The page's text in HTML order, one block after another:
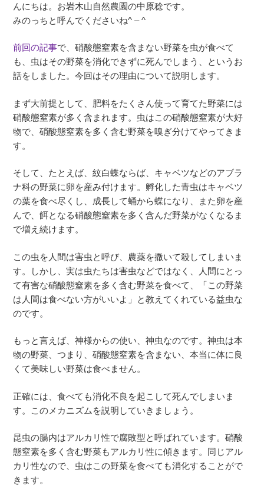
んにちは。お岩木山自然農園の中原稔です。
みのっちと呼んでくださいね^ – ^
前回の記事で、硝酸態窒素を含まない野菜を虫が食べて
も、虫はその野菜を消化できずに死んでしまう、というお
話をしました。今回はその理由について説明します。
まず大前提として、肥料をたくさん使って育てた野菜には
硝酸態窒素が多く含まれます。虫はこの硝酸態窒素が大好
物で、硝酸態窒素を多く含む野菜を嗅ぎ分けてやってきま
す。
そして、たとえば、紋白蝶ならば、キャベツなどのアブラ
ナ科の野菜に卵を産み付けます。孵化した青虫はキャベツ
の葉を食べ尽くし、成長して蛹から蝶になり、また卵を産
んで、餌となる硝酸態窒素を多く含んだ野菜がなくなるま
で増え続けます。
この虫を人間は害虫と呼び、農薬を撒いて殺してしまいま
す。しかし、実は虫たちは害虫などではなく、人間にとっ
て有害な硝酸態窒素を多く含む野菜を食べて、「この野菜
は人間は食べない方がいいよ」と教えてくれている益虫な
のです。
もっと言えば、神様からの使い、神虫なのです。神虫は本
物の野菜、つまり、硝酸態窒素を含まない、本当に体に良
くて美味しい野菜は食べません。
正確には、食べても消化不良を起こして死んでしまいま
す。このメカニズムを説明していきましょう。
昆虫の腸内はアルカリ性で腐敗型と呼ばれています。硝酸
態窒素を多く含む野菜もアルカリ性に傾きます。同じアル
カリ性なので、虫はこの野菜を食べても消化することがで
きます。